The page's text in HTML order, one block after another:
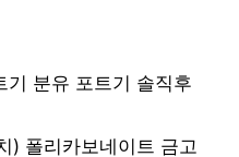
기 분유 포트기 솔직후
) 폴리카보네이트 금고